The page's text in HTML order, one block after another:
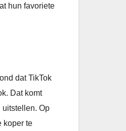
hun favoriete
dat TikTok
Dat komt
uitstellen. Op
koper te